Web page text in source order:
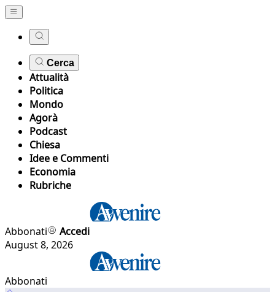
Cerca
Attualità
Politica
Mondo
Agorà
Podcast
Chiesa
Idee e Commenti
Economia
Rubriche
Abbonati
Accedi
August 8, 2026
Abbonati